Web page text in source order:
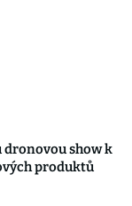
dronovou show k
produktů